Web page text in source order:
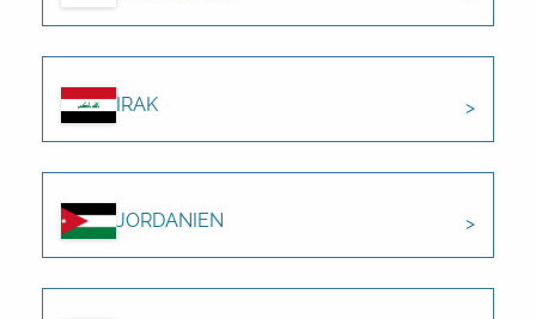
IRAK
JORDANIEN